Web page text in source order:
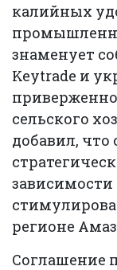
калийных
знаменует
Keytrade и
сельского
добавил, что
регионе
Соглашение